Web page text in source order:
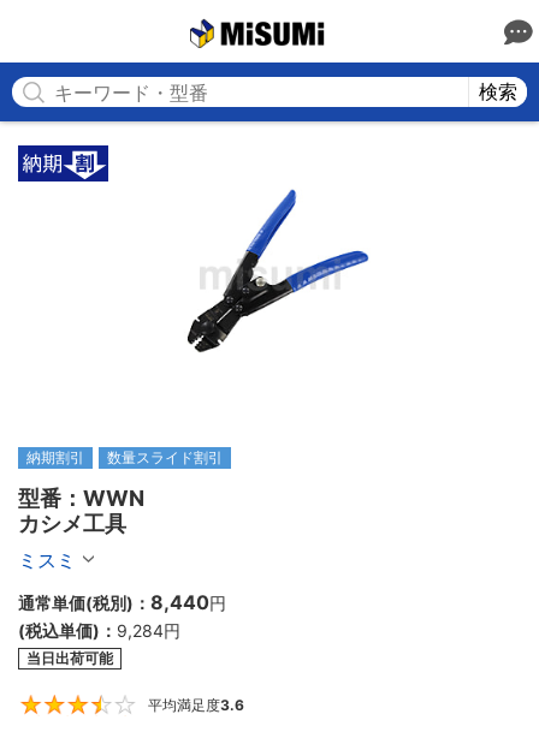
検索
納期割引 数量スライド割引
型番：WWN
カシメ工具
ミスミ
通常単価(税別)： 8,440円
(税込単価)： 9,284円
当日出荷可能
平均満足度3.6